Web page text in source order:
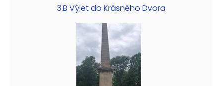
3.B Výlet do Krásného Dvora